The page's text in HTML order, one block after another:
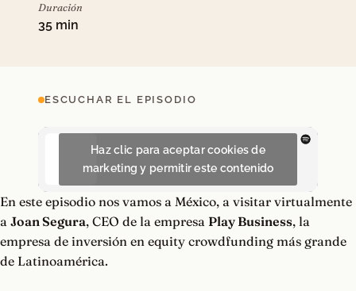
Duración
35 min
ESCUCHAR EL EPISODIO
Haz clic para aceptar cookies de
marketing y permitir este contenido
En este episodio nos vamos a México, a visitar virtualmente
a Joan Segura, CEO de la empresa Play Business, la
empresa de inversión en equity crowdfunding más grande
de Latinoamérica.